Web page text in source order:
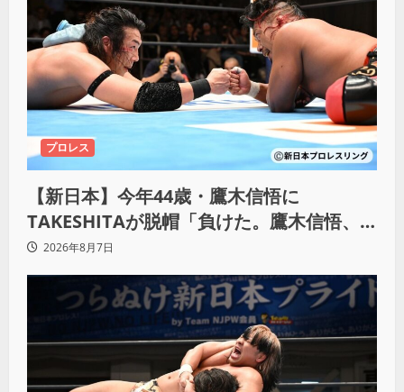
プロレス
【新日本】今年44歳・鷹木信悟に
TAKESHITAが脱帽「負けた。鷹木信悟、
強いわ！」
2026年8月7日